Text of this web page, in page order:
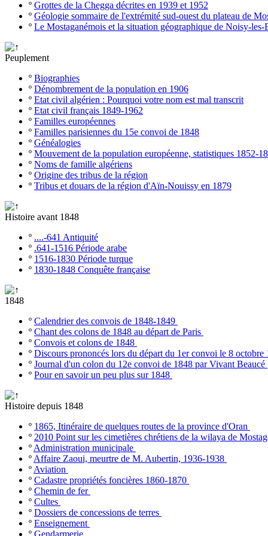
º Grottes de la Chegga décrites en 1939 et 1952
º Géologie sommaire de l'extrémité sud-ouest du plateau de
º Le Mostaganémois et la situation géographique de Noisy-les-
Peuplement
º Biographies
º Dénombrement de la population en 1906
º Etat civil algérien : Pourquoi votre nom est mal transcrit
º Etat civil français 1849-1962
º Familles européennes
º Familles parisiennes du 15e convoi de 1848
º Généalogies
º Mouvement de la population européenne, statistiques 1852-
º Noms de famille algériens
º Origine des tribus de la région
º Tribus et douars de la région d'Aïn-Nouissy en 1879
Histoire avant 1848
º ....-641 Antiquité
º .641-1516 Période arabe
º 1516-1830 Période turque
º 1830-1848 Conquête française
1848
º Calendrier des convois de 1848-1849
º Chant des colons de 1848 au départ de Paris
º Convois et colons de 1848
º Discours prononcés lors du départ du 1er convoi le 8 octobre
º Journal d'un colon du 12e convoi de 1848 par Vivant Beaucé
º Pour en savoir un peu plus sur 1848
Histoire depuis 1848
º 1865, Itinéraire de quelques routes de la province d'Oran
º 2010 Point sur les cimetières chrétiens de la wilaya de
º Administration municipale
º Affaire Zaoui, meurtre de M. Aubertin, 1936-1938
º Aviation
º Cadastre propriétés foncières 1860-1870
º Chemin de fer
º Cultes
º Dossiers de concessions de terres
º Enseignement
º Gendarmerie